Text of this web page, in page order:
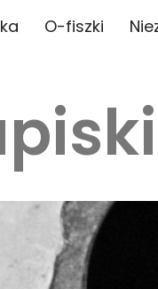
O-fiszki